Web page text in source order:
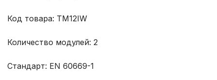
Код товара: TM12IW
Количество модулей: 2
Стандарт: EN 60669-1